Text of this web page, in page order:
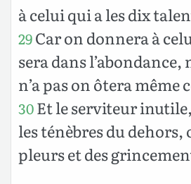
à celui qui a les dix
29Car on donnera à
sera dans
n’a pas on ôtera même
30Et le serviteur
les ténèbres du dehors,
pleurs et des